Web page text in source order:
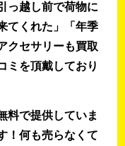
っ越し前で荷物に
てくれた」「年季
クセサリーも買取
ミを頂戴しており
料で提供していま
！何も売らなくて